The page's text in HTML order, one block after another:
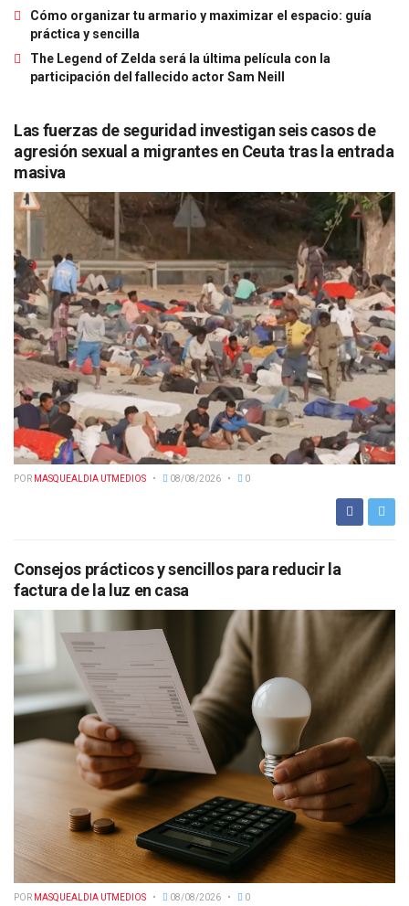
Cómo organizar tu armario y maximizar el espacio: guía
práctica y sencilla
The Legend of Zelda será la última película con la
participación del fallecido actor Sam Neill
Las fuerzas de seguridad investigan seis casos de
agresión sexual a migrantes en Ceuta tras la entrada
masiva
POR MASQUEALDIA UTMEDIOS 08/08/2026 0
Consejos prácticos y sencillos para reducir la
factura de la luz en casa
POR MASQUEALDIA UTMEDIOS 08/08/2026 0